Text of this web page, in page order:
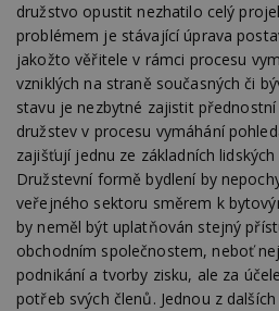
družstvo opustit nezhatilo celý
problémem je stávající úprava
jakožto věřitele v rámci procesu
vzniklých na straně současných či
stavu je nezbytné zajistit
družstev v procesu vymáhání
zajišťují jednu ze základních
Družstevní formě bydlení by
veřejného sektoru směrem k
by neměl být uplatňován stejný
obchodním společnostem, neboť
podnikání a tvorby zisku, ale za
potřeb svých členů. Jednou z